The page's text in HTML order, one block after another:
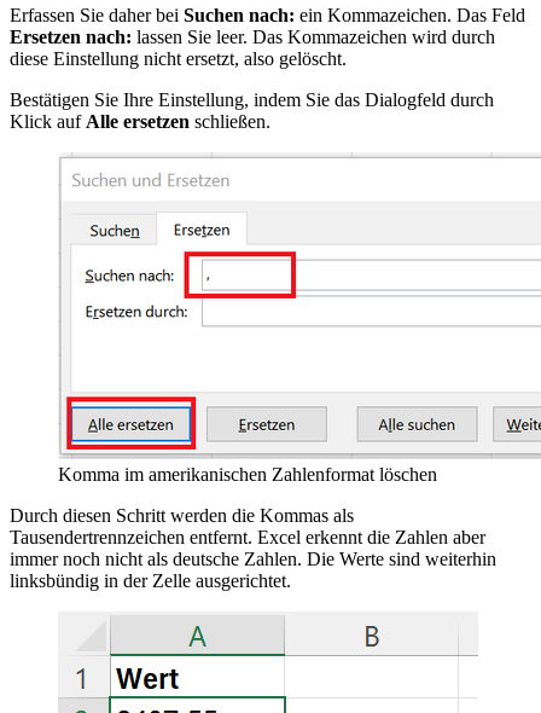
Erfassen Sie daher bei Suchen nach: ein Kommazeichen. Das Feld
Ersetzen nach: lassen Sie leer. Das Kommazeichen wird durch
diese Einstellung nicht ersetzt, also gelöscht.
Bestätigen Sie Ihre Einstellung, indem Sie das Dialogfeld durch
Klick aufAlle ersetzen schließen.
Komma im amerikanischen Zahlenformat löschen
Durch diesen Schritt werden die Kommas als
Tausendertrennzeichen entfernt. Excel erkennt die Zahlen aber
immer noch nicht als deutsche Zahlen. Die Werte sind weiterhin
linksbündig in der Zelle ausgerichtet.